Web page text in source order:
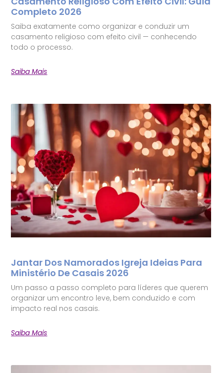
Completo 2026
Saiba exatamente como organizar e conduzir um
casamento religioso com efeito civil — conhecendo
todo o processo.
Saiba Mais
Jantar Dos Namorados Igreja Ideias Para
Ministério De Casais 2026
Um passo a passo completo para líderes que querem
organizar um encontro leve, bem conduzido e com
impacto real nos casais.
Saiba Mais